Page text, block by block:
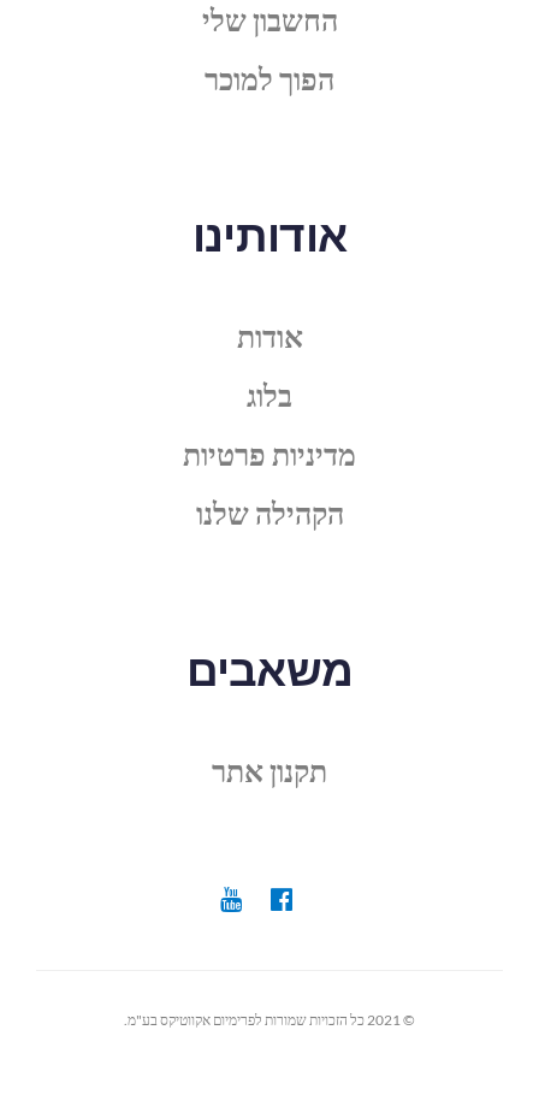
החשבון שלי
הפוך למוכר
אודותינו
אודות
בלוג
מדיניות פרטיות
הקהילה שלנו
משאבים
תקנון אתר
© 2021 כל הזכויות שמורות לפרימיום אקווטיקס בע"מ.